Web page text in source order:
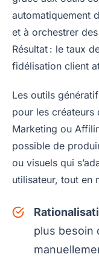
automatiquement
et à orchestrer
Résultat : le taux
fidélisation client
Les outils
pour les créateurs
Marketing ou
possible de
ou visuels qui
utilisateur, tout en
plus besoin